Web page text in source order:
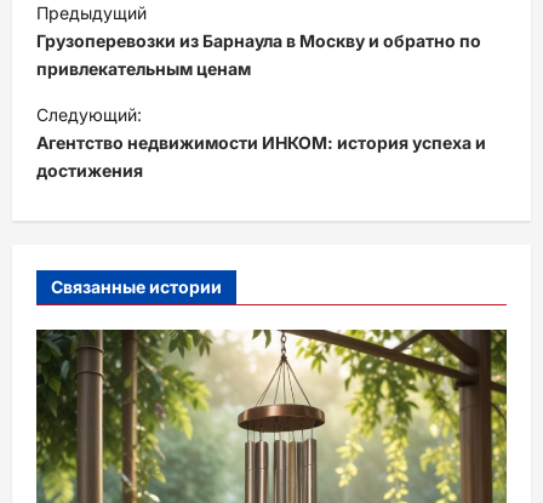
а
в
и
г
а
ц
я
з
а
п
и
с
Предыдущий
Грузоперевозки из Барнаула в Москву и обратно по
привлекательным ценам
Следующий:
Агентство недвижимости ИНКОМ: история успеха и
достижения
Связанные истории